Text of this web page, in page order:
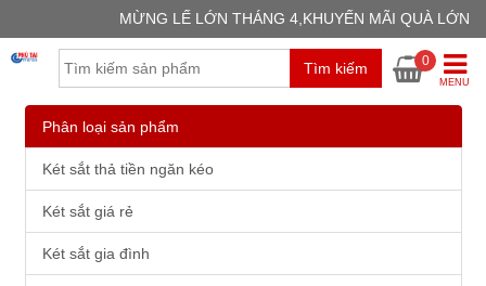
MỪNG LẾ LỚN THÁNG 4,KHUYẾN MÃI QUÀ LỚN
Tìm kiếm
GIỎ
Chưa
0
MENU
Phân loại sản phẩm
Két sắt thả tiền ngăn kéo
Két sắt giá rẻ
Két sắt gia đình